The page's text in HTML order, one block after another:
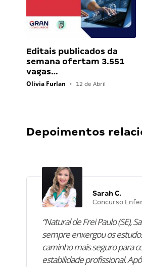
Editais publicados da
semana ofertam 3.551
vagas…
Olivia Furlan • 12 de Abril
Depoimentos
Sarah C.
Concurso
“Natural de Frei Paulo (SE),
sempre enxergou os
caminho mais seguro para
estabilidade profissional.